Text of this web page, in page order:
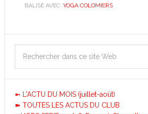
BALISÉ AVEC :YOGA COLOMIERS
➼ L'ACTU DU MOIS (juillet-août)
➽ TOUTES LES ACTUS DU CLUB